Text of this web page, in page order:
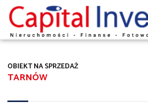
TARNÓW
OBIEKT NA SPRZEDAŻ